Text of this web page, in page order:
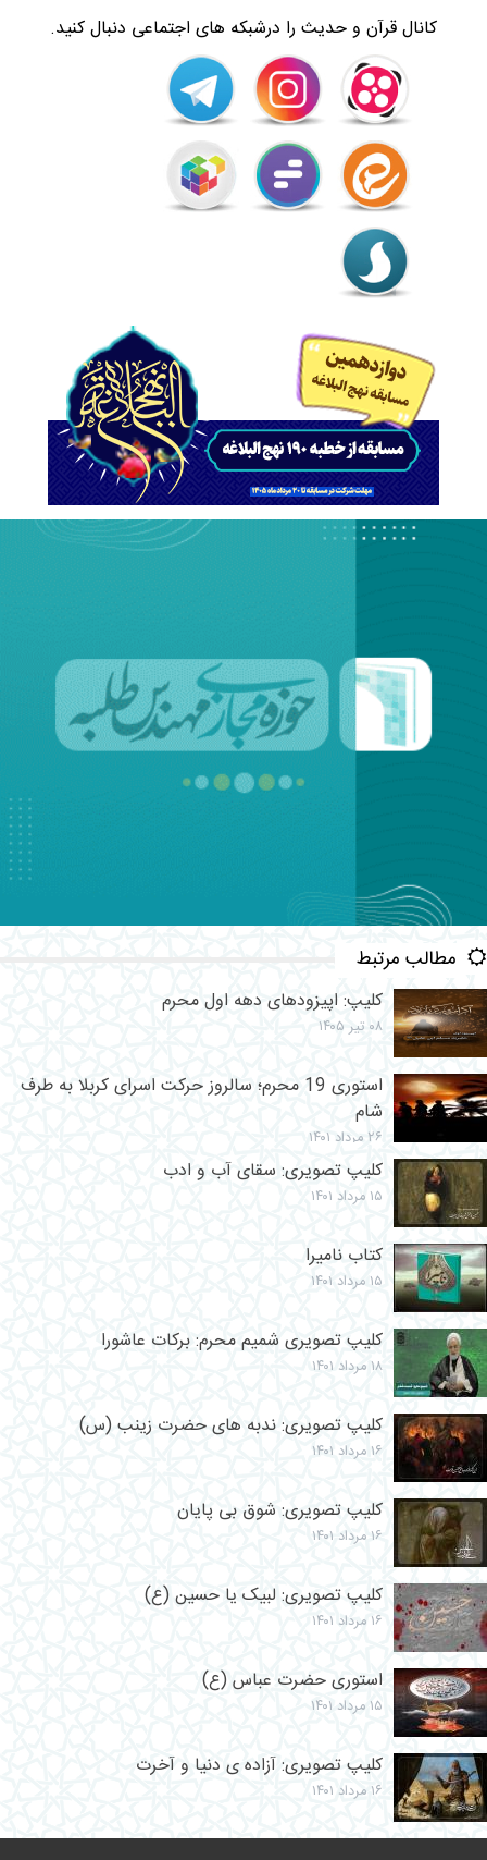
کانال قرآن و حدیث را درشبکه های اجتماعی دنبال کنید.
مطالب مرتبط
کلیپ: اپیزودهای دهه اول محرم
۰۸ تیر ۱۴۰۵
استوری 19 محرم؛ سالروز حرکت اسرای کربلا به طرف
شام
۲۶ مرداد ۱۴۰۱
کلیپ تصویری: سقای آب و ادب
۱۵ مرداد ۱۴۰۱
کتاب نامیرا
۱۵ مرداد ۱۴۰۱
کلیپ تصویری شمیم محرم: برکات عاشورا
۱۸ مرداد ۱۴۰۱
کلیپ تصویری: ندبه های حضرت زینب (س)
۱۶ مرداد ۱۴۰۱
کلیپ تصویری: شوق بی پایان
۱۶ مرداد ۱۴۰۱
کلیپ تصویری: لبیک یا حسین (ع)
۱۶ مرداد ۱۴۰۱
استوری حضرت عباس (ع)
۱۵ مرداد ۱۴۰۱
کلیپ تصویری: آزاده ی دنیا و آخرت
۱۶ مرداد ۱۴۰۱